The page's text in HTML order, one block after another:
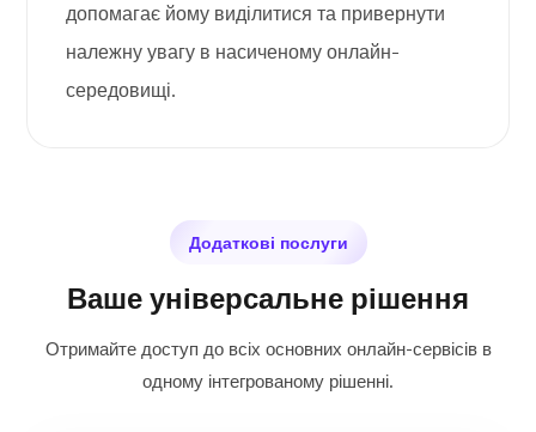
допомагає йому виділитися та привернути
належну увагу в насиченому онлайн-
середовищі.
Додаткові послуги
Ваше універсальне рішення
Отримайте доступ до всіх основних онлайн-сервісів в
одному інтегрованому рішенні.